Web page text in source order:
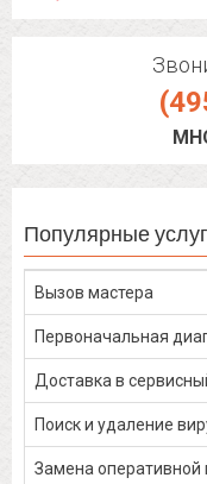
Популярные
Вызов мастера
Первоначальная
Доставка в
Поиск и удаление
Замена оперативной